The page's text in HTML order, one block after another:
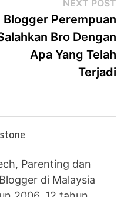
NEXT POST
Blogger Perempuan
Bro Dengan
Apa Yang Telah
Terjadi
Parenting dan
di Malaysia